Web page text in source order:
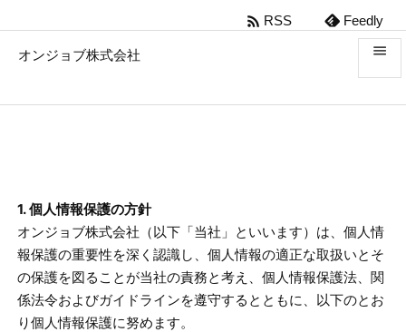
オンジョブ株式会社 
次へ

検索
 RSS Feedly
1. 個人情報保護の方針
オンジョブ株式会社（以下「当社」といいます）は、個人情
報保護の重要性を深く認識し、個人情報の適正な取扱いとそ
の保護を図ることが当社の責務と考え、個人情報保護法、関
係法令およびガイドラインを遵守するとともに、以下のとお
り個人情報保護に努めます。